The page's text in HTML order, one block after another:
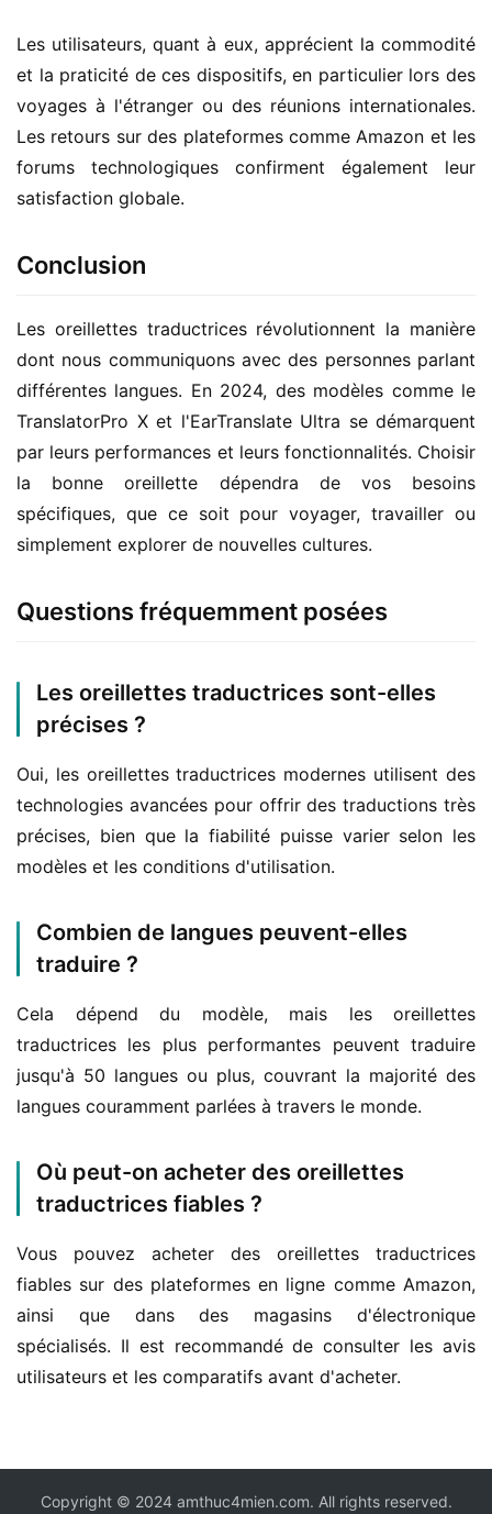
Les utilisateurs, quant à eux, apprécient la commodité
et la praticité de ces dispositifs, en particulier lors des
voyages à l'étranger ou des réunions internationales.
Les retours sur des plateformes comme Amazon et les
forums technologiques confirment également leur
satisfaction globale.
Conclusion
Les oreillettes traductrices révolutionnent la manière
dont nous communiquons avec des personnes parlant
différentes langues. En 2024, des modèles comme le
TranslatorPro X et l'EarTranslate Ultra se démarquent
par leurs performances et leurs fonctionnalités. Choisir
la bonne oreillette dépendra de vos besoins
spécifiques, que ce soit pour voyager, travailler ou
simplement explorer de nouvelles cultures.
Questions fréquemment posées
Les oreillettes traductrices sont-elles
précises ?
Oui, les oreillettes traductrices modernes utilisent des
technologies avancées pour offrir des traductions très
précises, bien que la fiabilité puisse varier selon les
modèles et les conditions d'utilisation.
Combien de langues peuvent-elles
traduire ?
Cela dépend du modèle, mais les oreillettes
traductrices les plus performantes peuvent traduire
jusqu'à 50 langues ou plus, couvrant la majorité des
langues couramment parlées à travers le monde.
Où peut-on acheter des oreillettes
traductrices fiables ?
Vous pouvez acheter des oreillettes traductrices
fiables sur des plateformes en ligne comme Amazon,
ainsi que dans des magasins d'électronique
spécialisés. Il est recommandé de consulter les avis
utilisateurs et les comparatifs avant d'acheter.
Copyright © 2024 amthuc4mien.com. All rights reserved.